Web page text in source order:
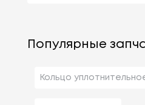
Популярные
Кольцо